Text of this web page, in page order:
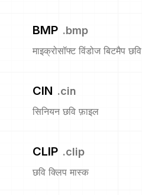
BMP .bmp
माइक्रोसॉफ्ट विंडोज बिटमैप छवि
CIN .cin
सिनियन छवि फ़ाइल
CLIP .clip
छवि क्लिप मास्क